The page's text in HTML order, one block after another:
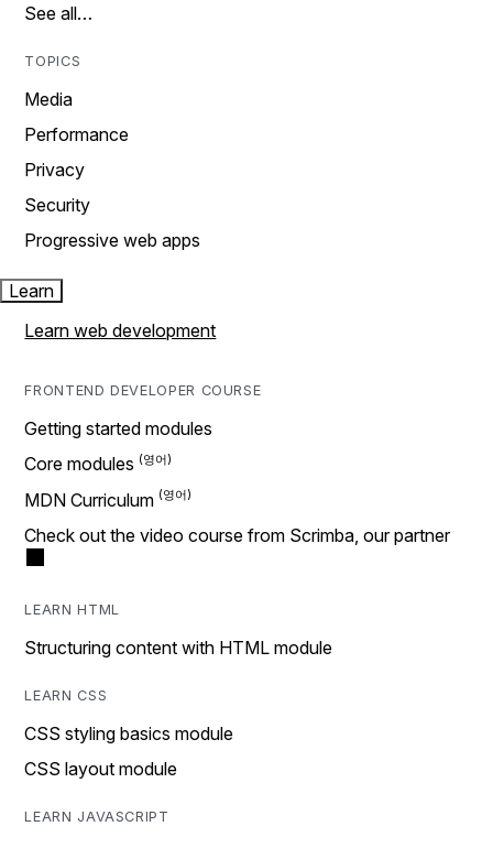
See all…
TOPICS
Media
Performance
Privacy
Security
Progressive web apps
Learn
Learn web development
FRONTEND DEVELOPER COURSE
Getting started modules
Core modules
MDN Curriculum
Check out the video course from Scrimba, our partner
LEARN HTML
Structuring content with HTML module
LEARN CSS
CSS styling basics module
CSS layout module
LEARN JAVASCRIPT